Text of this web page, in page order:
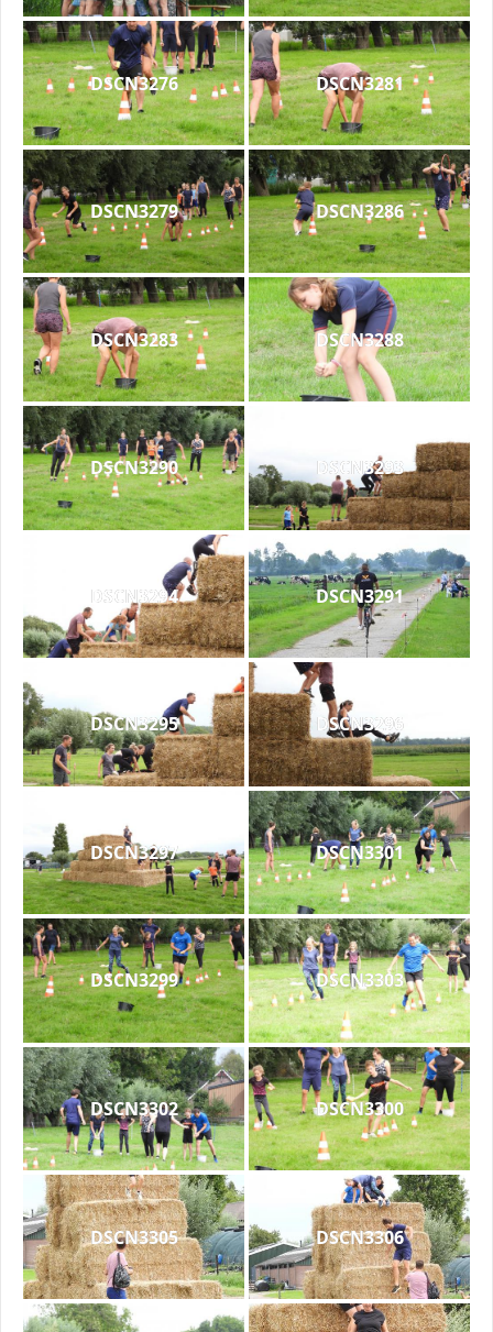
DSCN3276 DSCN3281
DSCN3279 DSCN3286
DSCN3283 DSCN3288
DSCN3290 DSCN3293
DSCN3294 DSCN3291
DSCN3295 DSCN3296
DSCN3297 DSCN3301
DSCN3299 DSCN3303
DSCN3302 DSCN3300
DSCN3305 DSCN3306